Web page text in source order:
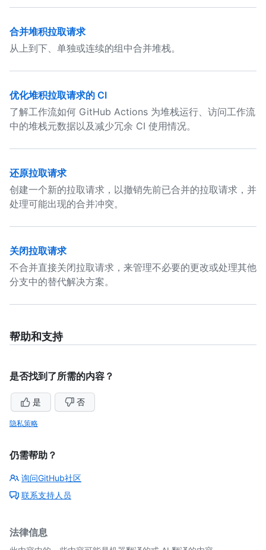
合并堆积拉取请求
从上到下、单独或连续的组中合并堆栈。
优化堆积拉取请求的 CI
了解工作流如何 GitHub Actions 为堆栈运行、访问工作流
中的堆栈元数据以及减少冗余 CI 使用情况。
还原拉取请求
创建一个新的拉取请求，以撤销先前已合并的拉取请求，并
处理可能出现的合并冲突。
关闭拉取请求
不合并直接关闭拉取请求，来管理不必要的更改或处理其他
分支中的替代解决方案。
帮助和支持
是否找到了所需的内容？
是 否
隐私策略
仍需帮助？
询问GitHub社区
联系支持人员
法律信息